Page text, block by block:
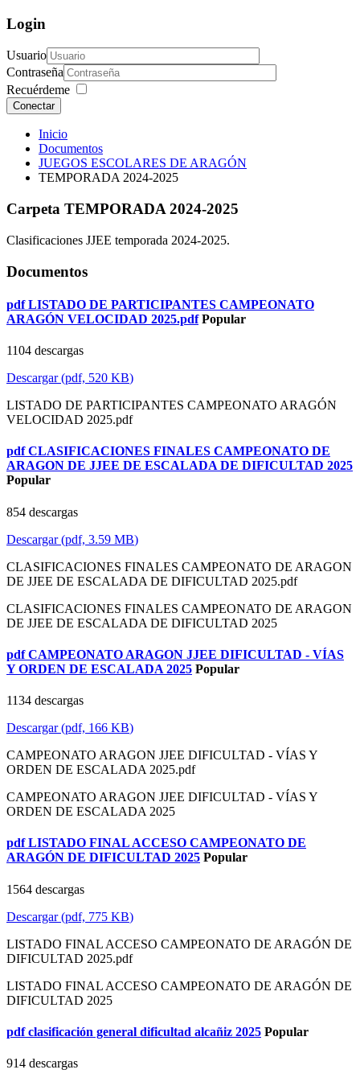
Login
Usuario
Contraseña
Recuérdeme
Conectar
Inicio
Documentos
JUEGOS ESCOLARES DE ARAGÓN
TEMPORADA 2024-2025
Carpeta TEMPORADA 2024-2025
Clasificaciones JJEE temporada 2024-2025.
Documentos
pdf LISTADO DE PARTICIPANTES CAMPEONATO
ARAGÓN VELOCIDAD 2025.pdf Popular
1104 descargas
Descargar(pdf, 520 KB)
LISTADO DE PARTICIPANTES CAMPEONATO ARAGÓN
VELOCIDAD 2025.pdf
pdf CLASIFICACIONES FINALES CAMPEONATO DE
ARAGON DE JJEE DE ESCALADA DE DIFICULTAD 2025
Popular
854 descargas
Descargar(pdf, 3.59 MB)
CLASIFICACIONES FINALES CAMPEONATO DE ARAGON
DE JJEE DE ESCALADA DE DIFICULTAD 2025.pdf
CLASIFICACIONES FINALES CAMPEONATO DE ARAGON
DE JJEE DE ESCALADA DE DIFICULTAD 2025
pdf CAMPEONATO ARAGON JJEE DIFICULTAD - VÍAS
Y ORDEN DE ESCALADA 2025 Popular
1134 descargas
Descargar(pdf, 166 KB)
CAMPEONATO ARAGON JJEE DIFICULTAD - VÍAS Y
ORDEN DE ESCALADA 2025.pdf
CAMPEONATO ARAGON JJEE DIFICULTAD - VÍAS Y
ORDEN DE ESCALADA 2025
pdf LISTADO FINAL ACCESO CAMPEONATO DE
ARAGÓN DE DIFICULTAD 2025 Popular
1564 descargas
Descargar(pdf, 775 KB)
LISTADO FINAL ACCESO CAMPEONATO DE ARAGÓN DE
DIFICULTAD 2025.pdf
LISTADO FINAL ACCESO CAMPEONATO DE ARAGÓN DE
DIFICULTAD 2025
pdf clasificación general dificultad alcañiz 2025 Popular
914 descargas